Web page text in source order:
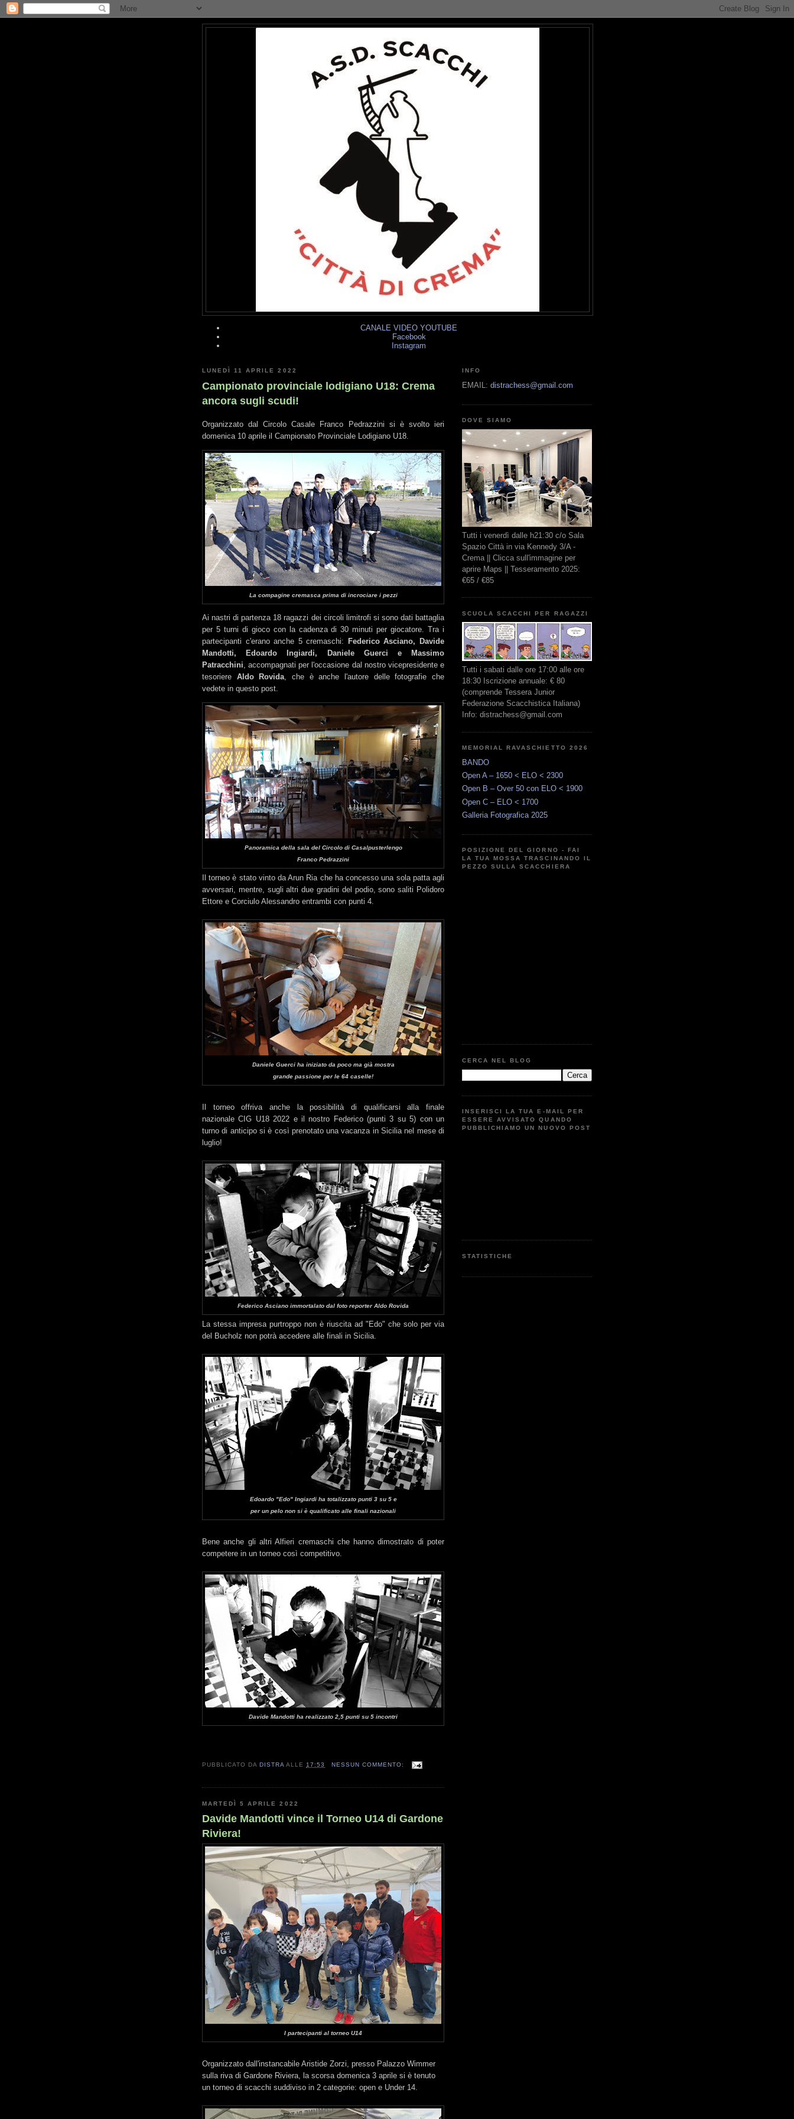
CANALE VIDEO YOUTUBE
Facebook
Instagram
LUNEDÌ 11 APRILE 2022
Campionato provinciale lodigiano U18: Crema
ancora sugli scudi!
Organizzato dal Circolo Casale Franco Pedrazzini si è svolto ieri
domenica 10 aprile il Campionato Provinciale Lodigiano U18.
La compagine cremasca prima di incrociare i pezzi
Ai nastri di partenza 18 ragazzi dei circoli limitrofi si sono dati battaglia
per 5 turni di gioco con la cadenza di 30 minuti per giocatore. Tra i
partecipanti c'erano anche 5 cremaschi: Federico Asciano, Davide
Mandotti, Edoardo Ingiardi, Daniele Guerci e Massimo
Patracchini , accompagnati per l'occasione dal nostro vicepresidente e
tesoriere Aldo Rovida , che è anche l'autore delle fotografie che
vedete in questo post.
Panoramica della sala del Circolo di Casalpusterlengo
Franco Pedrazzini
Il torneo è stato vinto da Arun Ria che ha concesso una sola patta agli
avversari, mentre, sugli altri due gradini del podio, sono saliti Polidoro
Ettore e Corciulo Alessandro entrambi con punti 4.
Daniele Guerci ha iniziato da poco ma già mostra
grande passione per le 64 caselle!
Il torneo offriva anche la possibilità di qualificarsi alla finale
nazionale CIG U18 2022 e il nostro Federico (punti 3 su 5) con un
turno di anticipo si è così prenotato una vacanza in Sicilia nel mese di
luglio!
Federico Asciano immortalato dal foto reporter Aldo Rovida
La stessa impresa purtroppo non è riuscita ad "Edo" che solo per via
del Bucholz non potrà accedere alle finali in Sicilia.
Edoardo "Edo" Ingiardi ha totalizzato punti 3 su 5 e
per un pelo non si è qualificato alle finali nazionali
Bene anche gli altri Alfieri cremaschi che hanno dimostrato di poter
competere in un torneo così competitivo.
Davide Mandotti ha realizzato 2,5 punti su 5 incontri
PUBBLICATO DADISTRA ALLE 17:53 NESSUN COMMENTO:
MARTEDÌ 5 APRILE 2022
Davide Mandotti vince il Torneo U14 di Gardone
Riviera!
I partecipanti al torneo U14
Organizzato dall'instancabile Aristide Zorzi, presso Palazzo Wimmer
sulla riva di Gardone Riviera, la scorsa domenica 3 aprile si è tenuto
un torneo di scacchi suddiviso in 2 categorie: open e Under 14.
INFO
EMAIL: distrachess@gmail.com
DOVE SIAMO
Tutti i venerdì dalle h21:30 c/o Sala
Spazio Città in via Kennedy 3/A -
Crema || Clicca sull'immagine per
aprire Maps || Tesseramento 2025:
€65 / €85
SCUOLA SCACCHI PER RAGAZZI
Tutti i sabati dalle ore 17:00 alle ore
18:30 Iscrizione annuale: € 80
(comprende Tessera Junior
Federazione Scacchistica Italiana)
Info: distrachess@gmail.com
MEMORIAL RAVASCHIETTO 2026
BANDO
Open A – 1650 < ELO < 2300
Open B – Over 50 con ELO < 1900
Open C – ELO < 1700
Galleria Fotografica 2025
POSIZIONE DEL GIORNO - FAI
LA TUA MOSSA TRASCINANDO IL
PEZZO SULLA SCACCHIERA
CERCA NEL BLOG
INSERISCI LA TUA E-MAIL PER
ESSERE AVVISATO QUANDO
PUBBLICHIAMO UN NUOVO POST
STATISTICHE